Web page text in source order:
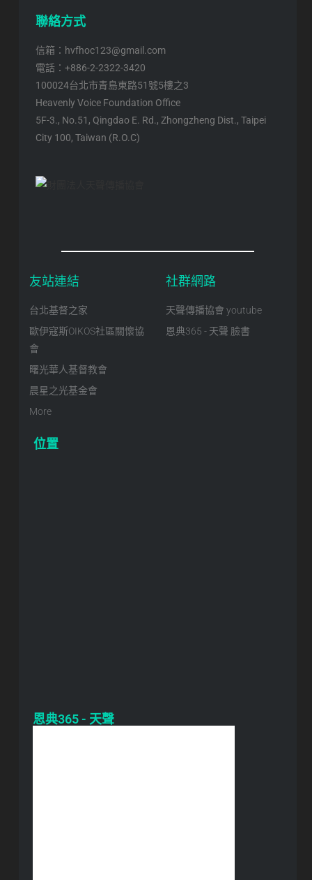
聯絡方式
信箱：hvfhoc123@gmail.com
電話：+886-2-2322-3420
100024台北市青島東路51號5樓之3
Heavenly Voice Foundation Office
5F-3., No.51, Qingdao E. Rd., Zhongzheng Dist., Taipei
City 100, Taiwan (R.O.C)
友站連結
台北基督之家
歐伊寇斯OIKOS社區關懷協
會
曙光華人基督教會
晨星之光基金會
More
社群網路
天聲傳播協會 youtube
恩典365 - 天聲 臉書
位置
恩典365 - 天聲